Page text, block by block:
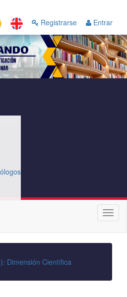
Registrarse Entrar
Dimensión Científica